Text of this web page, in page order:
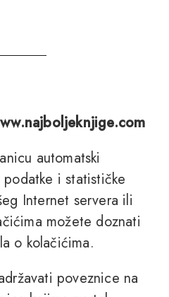
automatski
i statističke
Internet servera ili
možete doznati
o kolačićima.
poveznice na